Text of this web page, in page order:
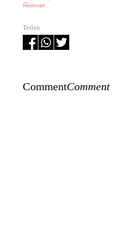
Riotvan
Teilen
CommentComment